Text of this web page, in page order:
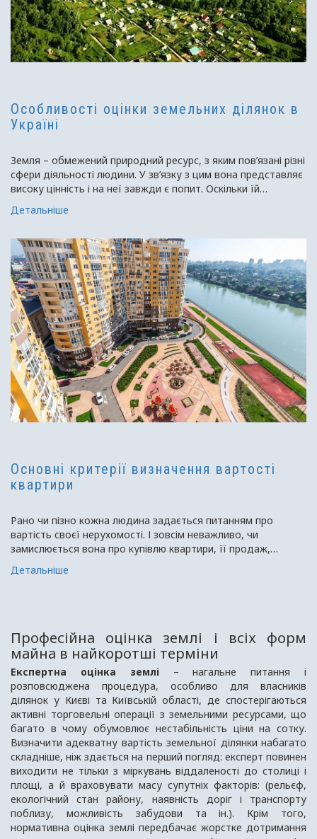
Особливості оцінки земельних ділянок в
Україні
Земля – ​​обмежений природний ресурс, з яким пов’язані різні
сфери діяльності людини. У зв’язку з цим вона представляє
високу цінність і на неї завжди є попит. Оскільки їй
економіки, так і людського суспільства в цілому. Вона
встановленні обгрунтованих податків […]
Детальніше
Основні критерії визначення вартості
квартири
Рано чи пізно кожна людина задається питанням про
вартість своєї нерухомості. І зовсім неважливо, чи
замислюється вона про купівлю квартири, її продаж,
ринкової вартості квартири стоїть на чолі кута при
Детальніше
Професійна оцінка землі і всіх форм
майна в найкоротші терміни
Експертна оцінка землі– нагальне питання і
розповсюджена процедура, особливо для власників
ділянок у Києві та Київській області, де спостерігаються
активні торговельні операції з земельними ресурсами, що
багато в чому обумовлює нестабільність ціни на сотку.
Визначити адекватну вартість земельної ділянки набагато
складніше, ніж здається на перший погляд: експерт повинен
виходити не тільки з міркувань віддаленості до столиці і
площі, а й враховувати масу супутніх факторів: (рельєф,
екологічний стан району, наявність доріг і транспорту
поблизу, можливість забудови та ін.). Крім того,
нормативна оцінка землі передбачає жорстке дотримання